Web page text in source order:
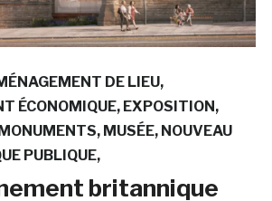
DE LIEU
ÉCONOMIQUE EXPOSITION
MUSÉE NOUVEAU
PUBLIQUE
britannique